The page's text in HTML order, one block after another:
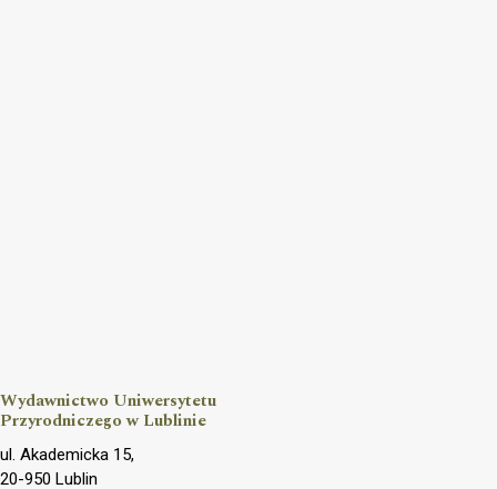
Wydawnictwo Uniwersytetu
Przyrodniczego w Lublinie
ul. Akademicka 15,
20-950 Lublin